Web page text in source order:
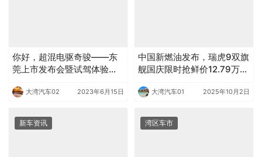
你好，超混电驱奇骏——东
莞上市发布会暨试驾体验圆
大湾汽车02 2023年6月15日
中国新燃油发布，瑞虎9双旗
舰国庆限时抢鲜价12.79万元
大湾汽车01 2025年10月2日
新车资讯 湾区车市